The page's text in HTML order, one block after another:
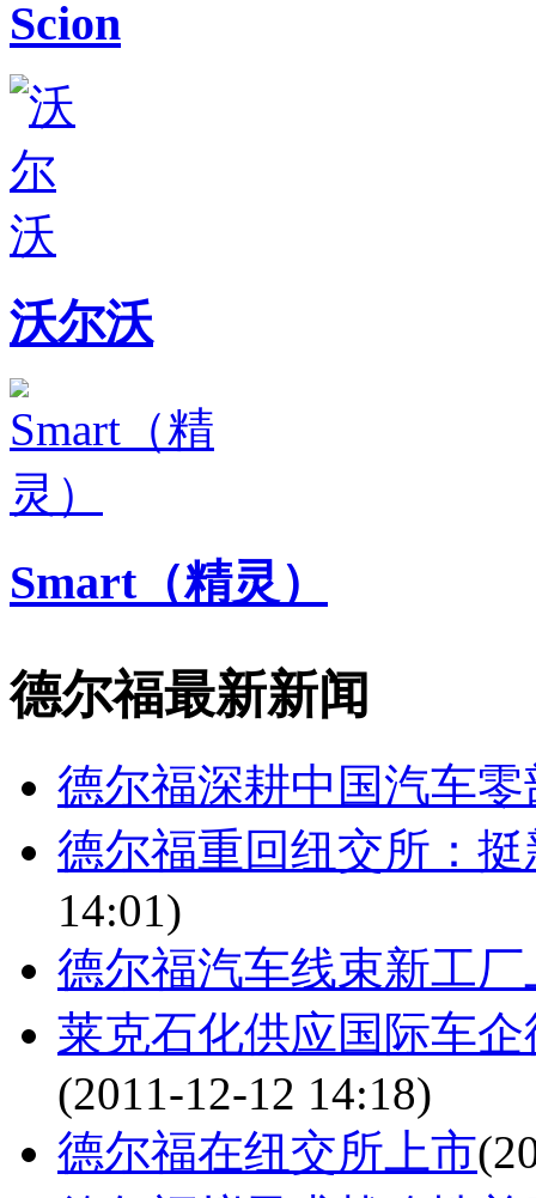
Scion
沃尔沃
Smart（精灵）
德尔福最新新闻
德尔福深耕中国汽车
德尔福重回纽交所：
14:01)
德尔福汽车线束新工
莱克石化供应国际车
(2011-12-12 14:18)
德尔福在纽交所上市